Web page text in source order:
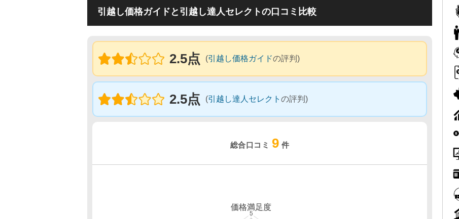
引越し価格ガイドと引越し達人セレクトの口コミ比較
2.5点 (引越し価格ガイドの評判)
2.5点 (引越し達人セレクト の評判)
総合口コミ 9 件